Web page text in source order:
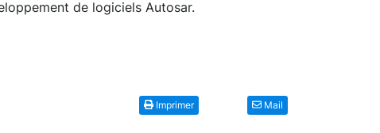
de logiciels Autosar.
Imprimer Mail